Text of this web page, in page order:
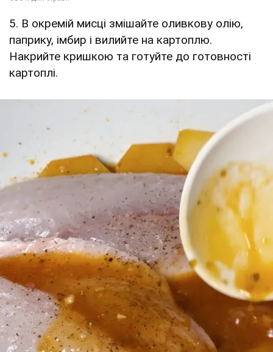
5. В окремій мисці змішайте оливкову олію,
паприку, імбир і вилийте на картоплю.
Накрийте кришкою та готуйте до готовності
картоплі.